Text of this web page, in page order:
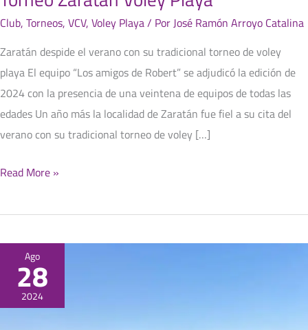
Club, Torneos, VCV, Voley Playa/ PorJosé Ramón Arroyo Catalina
Zaratán despide el verano con su tradicional torneo de voley
playa El equipo “Los amigos de Robert” se adjudicó la edición de
2024 con la presencia de una veintena de equipos de todas las
edades Un año más la localidad de Zaratán fue fiel a su cita del
verano con su tradicional torneo de voley […]
Read More »
Ago
28
2024
Kubuka